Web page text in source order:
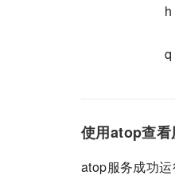
h
q
使用atop查看
atop服务成功